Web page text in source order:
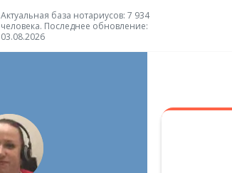
Актуальная база нотариусов: 7 934
человека. Последнее обновление:
03.08.2026